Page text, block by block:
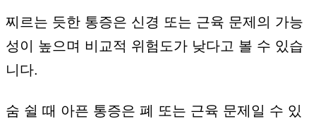
찌르는 듯한 통증은 신경 또는 근육 문제의 가능
성이 높으며 비교적 위험도가 낮다고 볼 수 있습
니다.
숨 쉴 때 아픈 통증은 폐 또는 근육 문제일 수 있